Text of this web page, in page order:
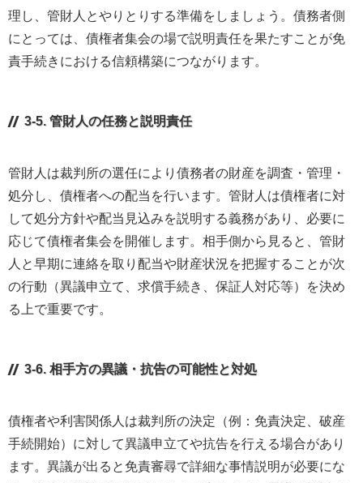
理し、管財人とやりとりする準備をしましょう。債務者側
にとっては、債権者集会の場で説明責任を果たすことが免
責手続きにおける信頼構築につながります。
3-5. 管財人の任務と説明責任
管財人は裁判所の選任により債務者の財産を調査・管理・
処分し、債権者への配当を行います。管財人は債権者に対
して処分方針や配当見込みを説明する義務があり、必要に
応じて債権者集会を開催します。相手側から見ると、管財
人と早期に連絡を取り配当や財産状況を把握することが次
の行動（異議申立て、求償手続き、保証人対応等）を決め
る上で重要です。
3-6. 相手方の異議・抗告の可能性と対処
債権者や利害関係人は裁判所の決定（例：免責決定、破産
手続開始）に対して異議申立てや抗告を行える場合があり
ます。異議が出ると免責審尋で詳細な事情説明が必要にな